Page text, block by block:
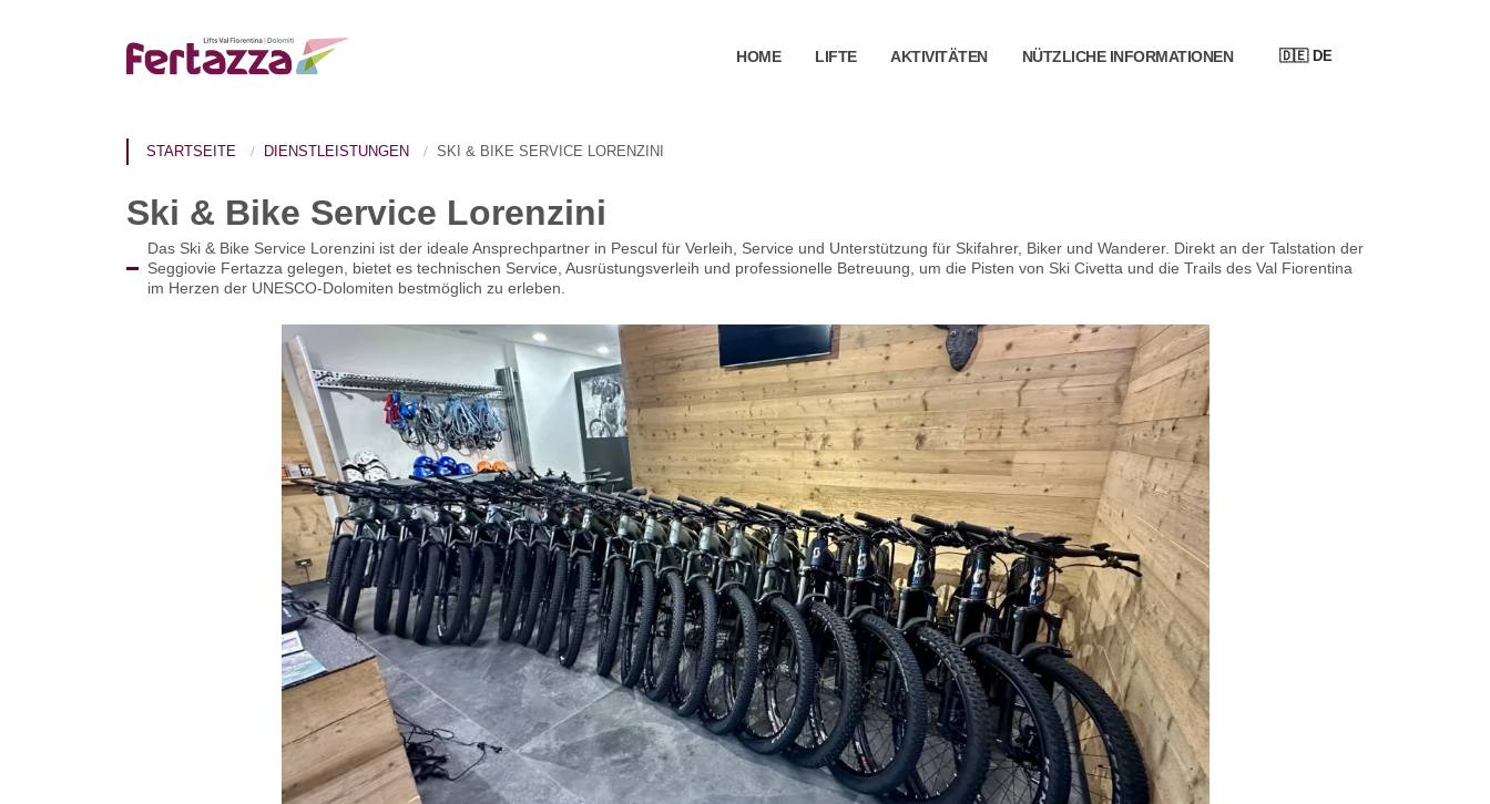
HOME LIFTE AKTIVITÄTEN NÜTZLICHE INFORMATIONEN 🇩🇪 DE
STARTSEITE DIENSTLEISTUNGEN SKI & BIKE SERVICE LORENZINI
Ski & Bike Service Lorenzini
Das Ski & Bike Service Lorenzini ist der ideale Ansprechpartner in Pescul für Verleih, Service und Unterstützung für Skifahrer, Biker und Wanderer. Direkt an der Talstation der
Seggiovie Fertazza gelegen, bietet es technischen Service, Ausrüstungsverleih und professionelle Betreuung, um die Pisten von Ski Civetta und die Trails des Val Fiorentina
im Herzen der UNESCO-Dolomiten bestmöglich zu erleben.